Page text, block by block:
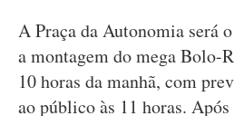
A Praça da Autonomia será
a montagem do mega Bolo-
10 horas da manhã, com
ao público às 11 horas. Após